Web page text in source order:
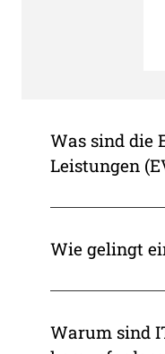
Was sind die
Leistungen
Wie gelingt
Warum sind